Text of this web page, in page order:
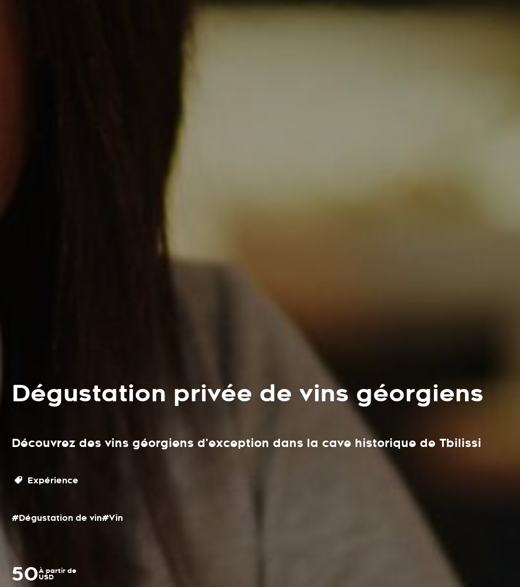
Dégustation privée de vins géorgiens
Découvrez des vins géorgiens d'exception dans la cave historique de Tbilissi
Expérience
#Dégustation de vin#Vin
50À partir de
USD